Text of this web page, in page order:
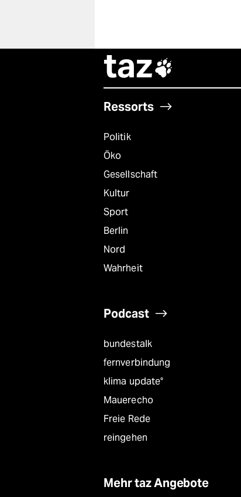
taz
Ressorts
Politik
Öko
Gesellschaft
Kultur
Sport
Berlin
Nord
Wahrheit
Podcast
bundestalk
fernverbindung
klima update°
Mauerecho
Freie Rede
reingehen
Mehr taz Angebote